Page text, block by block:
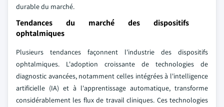
durable du marché.
Tendances du marché des dispositifs
ophtalmiques
Plusieurs tendances façonnent l'industrie des dispositifs
ophtalmiques. L'adoption croissante de technologies de
diagnostic avancées, notamment celles intégrées à l'intelligence
artificielle (IA) et à l'apprentissage automatique, transforme
considérablement les flux de travail cliniques. Ces technologies